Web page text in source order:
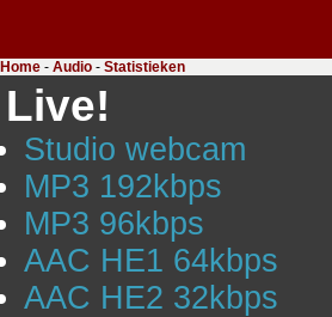
Home - Audio - Statistieken
Live!
Studio webcam
MP3 192kbps
MP3 96kbps
AAC HE1 64kbps
AAC HE2 32kbps